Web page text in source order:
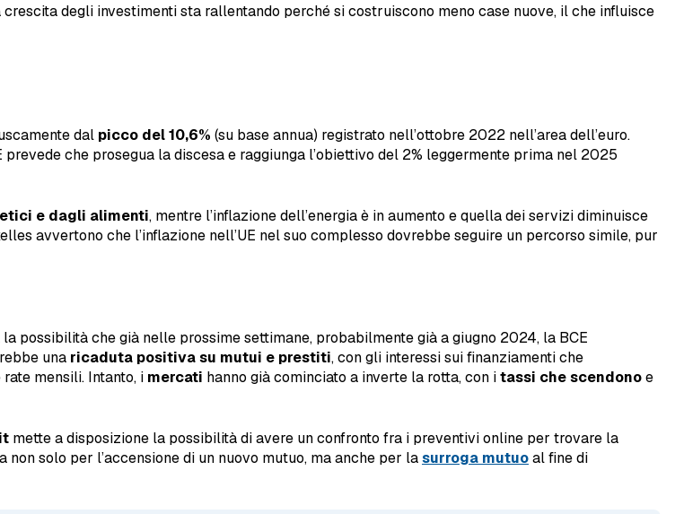
degli investimenti sta rallentando perché si costruiscono meno case nuove, il che influisce
dal picco del 10,6% (su base annua) registrato nell’ottobre 2022 nell’area dell’euro.
prevede che prosegua la discesa e raggiunga l’obiettivo del 2% leggermente prima nel 2025
e dagli alimenti, mentre l’inflazione dell’energia è in aumento e quella dei servizi diminuisce
avvertono che l’inflazione nell’UE nel suo complesso dovrebbe seguire un percorso simile, pur
possibilità che già nelle prossime settimane, probabilmente già a giugno 2024, la BCE
una ricaduta positiva su mutui e prestiti, con gli interessi sui finanziamenti che
mensili. Intanto, i mercati hanno già cominciato a inverte la rotta, con itassi che scendonoe
mette a disposizione la possibilità di avere un confronto fra i preventivi online per trovare la
solo per l’accensione di un nuovo mutuo, ma anche per lasurroga mutuoal fine di